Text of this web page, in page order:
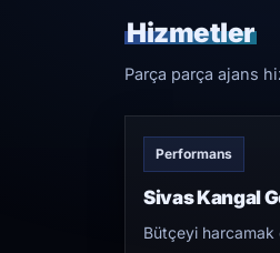
Hizmetler
Parça parça ajans
Performans
Sivas Kangal
Bütçeyi harcamak